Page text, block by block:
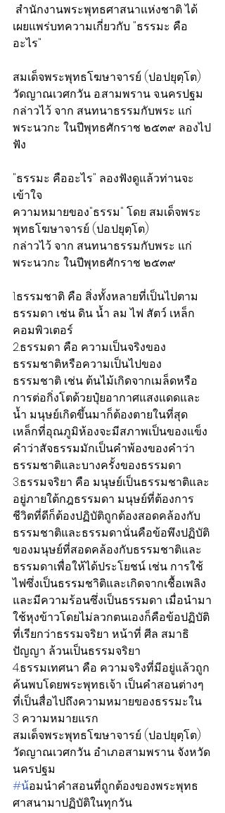
สำนักงานพระพุทธศาสนาแห่งชาติ ได้
เผยแพร่บทความเกี่ยวกับ "ธรรมะ คือ
อะไร"
สมเด็จพระพุทธโฆษาจารย์ (ปอ.ปยุตฺโต)
วัดญาณเวศกวัน อ.สามพราน จ.นครปฐม
กล่าวไว้ จาก สนทนาธรรมกับพระ แก่
พระนวกะ ในปีพุทธศักราช ๒๕๓๙ ลองไป
ฟัง
"ธรรมะ คืออะไร" ลองฟังดูแล้วท่านจะ
เข้าใจ
ความหมายของ"ธรรม" โดย สมเด็จพระ
พุทธโฆษาจารย์ (ปอ.ปยุตฺโต)
กล่าวไว้ จาก สนทนาธรรมกับพระ แก่
พระนวกะ ในปีพุทธศักราช ๒๕๓๙
1.ธรรมชาติ คือ สิ่งทั้งหลายที่เป็นไปตาม
ธรรมดา เช่น ดิน น้ำ ลม ไฟ สัตว์ เหล็ก
คอมพิวเตอร์
2.ธรรมดา คือ ความเป็นจริงของ
ธรรมชาติหรือความเป็นไปของ
ธรรมชาติ เช่น ต้นไม้เกิดจากเมล็ดหรือ
การต่อกิ่งโตด้วยปุ๋ยอากาศแสงแดดและ
น้ำ มนุษย์เกิดขึ้นมาก็ต้องตายในที่สุด
เหล็กที่อุณภูมิห้องจะมีสภาพเป็นของแข็ง
คำว่าสัจธรรมมักเป็นคำพ้องของคำว่า
ธรรมชาติและบางครั้งของธรรมดา
3.ธรรมจริยา คือ มนุษย์เป็นธรรมชาติและ
อยู่ภายใต้กฎธรรมดา มนุษย์ที่ต้องการ
ชีวิตที่ดีก็ต้องปฏิบัติถูกต้องสอดคล้องกับ
ธรรมชาติและธรรมดานั่นคือข้อพึงปฏิบัติ
ของมนุษย์ที่สอดคล้องกับธรรมชาติและ
ธรรมดาเพื่อให้ได้ประโยชน์ เช่น การใช้
ไฟซึ่งเป็นธรรมชาิติและเกิดจากเชื้อเพลิง
และมีความร้อนซึ่งเป็นธรรมดา เมื่อนำมา
ใช้หุงข้าวโดยไม่ลวกตนเองก็คือข้อปฏิบัติ
ที่เรียกว่าธรรมจริยา หน้าที่ ศีล สมาธิ
ปัญญา ล้วนเป็นธรรมจริยา
4.ธรรมเทศนา คือ ความจริงที่มีอยู่แล้วถูก
ค้นพบโดยพระพุทธเจ้า เป็นคำสอนต่างๆ
ที่เป็นสื่อไปถึงความหมายของธรรมะใน
3 ความหมายแรก
สมเด็จพระพุทธโฆษาจารย์ (ปอ.ปยุตฺโต)
วัดญาณเวศกวัน อำเภอสามพราน จังหวัด
นครปฐม
#น้อมนำคำสอนที่ถูกต้องของพระพุทธ
ศาสนามาปฏิบัติในทุกวัน